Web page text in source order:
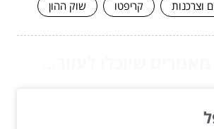
וצרכנות קריפטו שוק ההון